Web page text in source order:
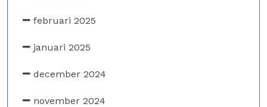
februari 2025
januari 2025
december 2024
november 2024